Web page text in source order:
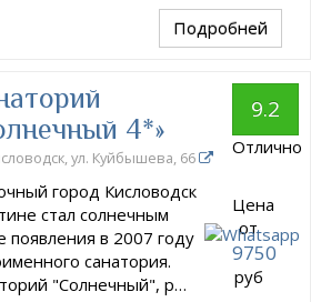
Подробней
4*»
ул. Куйбышева, 66
город Кисловодск
стал солнечным
появления в 2007 году
санатория.
"Солнечный", р…
9.2
Отлично
Цена
от
9750
руб